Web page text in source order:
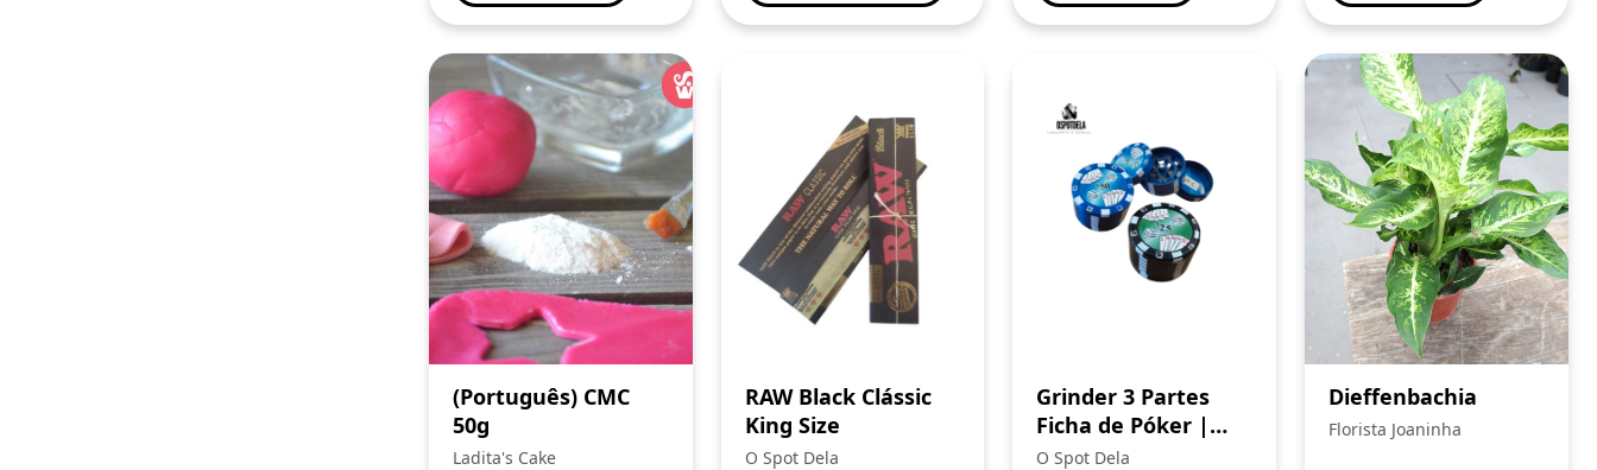
(Português) CMC
50g
Ladita's Cake
RAW Black Clássic
King Size
O Spot Dela
Grinder 3 Partes
Ficha de Póker |
Compacto 4 cm
O Spot Dela
Dieffenbachia
Florista Joaninha